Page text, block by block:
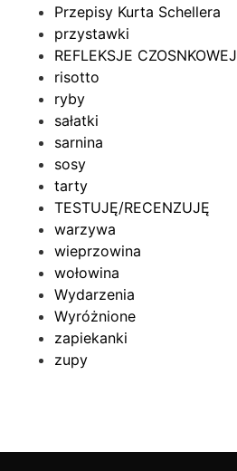
Przepisy Kurta Schellera
przystawki
REFLEKSJE CZOSNKOWEJ
risotto
ryby
sałatki
sarnina
sosy
tarty
TESTUJĘ/RECENZUJĘ
warzywa
wieprzowina
wołowina
Wydarzenia
Wyróżnione
zapiekanki
zupy